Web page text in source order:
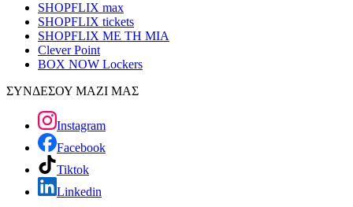
SHOPFLIX max
SHOPFLIX tickets
SHOPFLIX ΜΕ ΤΗ ΜΙΑ
Clever Point
BOX NOW Lockers
ΣΥΝΔΕΣΟΥ ΜΑΖΙ ΜΑΣ
Instagram
Facebook
Tiktok
Linkedin